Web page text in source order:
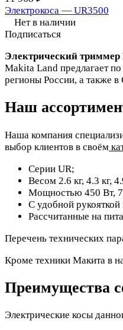
Электрокоса — UR3500
Нет в наличии
Подписаться
Электрический
Makita Land предлагает
регионы России, а также
Наш
Наша компания
выбор клиентов в своём
Серии UR;
Весом 2.6 кг, 4.3 кг,
Мощностью 450 Вт,
С удобной рукояткой
Рассчитанные на
Перечень технических
Кроме техники Макита в
Преимущества
Электрические косы